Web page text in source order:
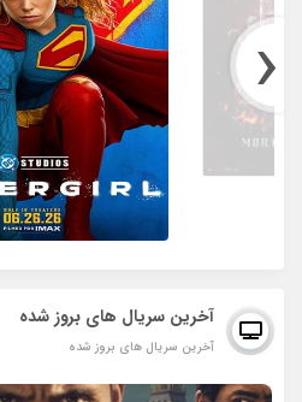
‹
آخرین سریال های بروز شده
آخرین سریال های بروز شده